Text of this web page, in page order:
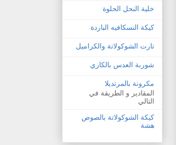
خلية النحل الحلوة
كيكة النسكافيه الباردة
تارت الشوكولاتة والكراميل
شوربة العدس بالكاري
مكرونة بالمرتديلا
المقادير و الطريقة في
التالي
كيكة الشوكولاتة بالصوص
هشة